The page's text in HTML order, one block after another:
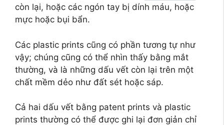
còn lại, hoặc các ngón tay bị dính máu, hoặc
mực hoặc bụi bẩn.
Các plastic prints cũng có phần tương tự như
vậy; chúng cũng có thể nhìn thấy bằng mắt
thường, và là những dấu vết còn lại trên một
chất mềm dẻo như đất sét hoặc sáp.
Cả hai dấu vết bằng patent prints và plastic
prints thường có thể được ghi lại đơn giản chỉ